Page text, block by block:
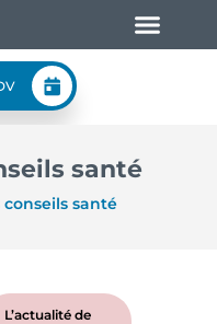
santé
conseils santé
L’actualité de